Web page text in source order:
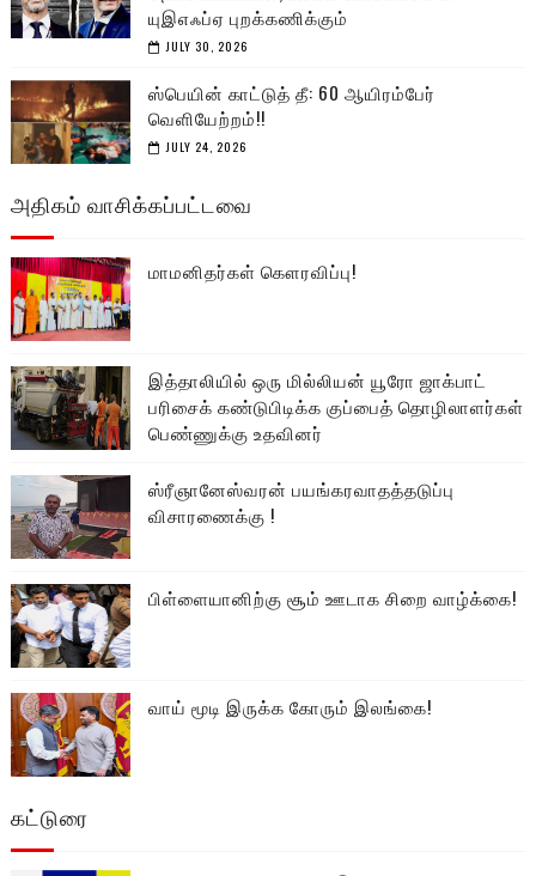
யுஇஎஃப்ஏ புறக்கணிக்கும்
JULY 30, 2026
ஸ்பெயின் காட்டுத் தீ: 60 ஆயிரம்பேர்
வெளியேற்றம்!!
JULY 24, 2026
அதிகம் வாசிக்கப்பட்டவை
மாமனிதர்கள் கௌரவிப்பு!
இத்தாலியில் ஒரு மில்லியன் யூரோ ஜாக்பாட்
பரிசைக் கண்டுபிடிக்க குப்பைத் தொழிலாளர்கள்
பெண்ணுக்கு உதவினர்
ஸ்ரீஞானேஸ்வரன் பயங்கரவாதத்தடுப்பு
விசாரணைக்கு !
பிள்ளையானிற்கு சூம் ஊடாக சிறை வாழ்க்கை!
வாய் மூடி இருக்க கோரும் இலங்கை!
கட்டுரை